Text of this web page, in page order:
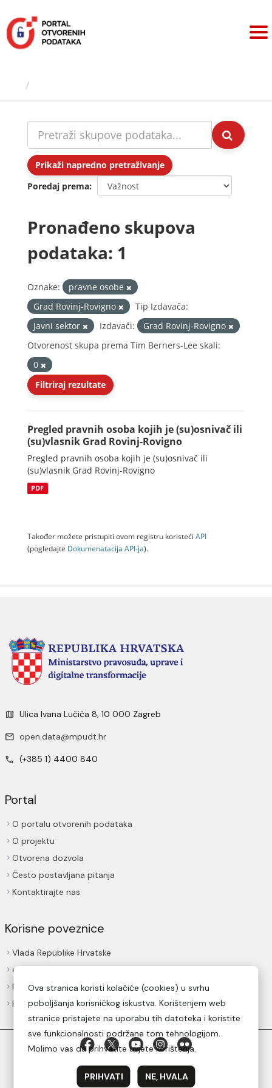
sadržaj
Prikaži napredno pretraživanje
Poredaj prema
Pronađeno skupova
podataka: 1
Oznake:
pravne osobe
Grad Rovinj-Rovigno
Tip Izdavača:
Javni sektor
Izdavači:
Grad Rovinj-Rovigno
Otvorenost skupa prema Tim Berners-Lee skali:
0
Filtriraj rezultate
Pregled pravnih osoba kojih je (su)osnivač ili
(su)vlasnik Grad Rovinj-Rovigno
Pregled pravnih osoba kojih je (su)osnivač ili
(su)vlasnik Grad Rovinj-Rovigno
PDF
Također možete pristupiti ovom registru koristeći API
(pogledajte Dokumenаtаcijа API-jа).